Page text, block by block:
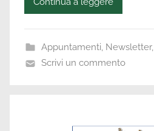
Appuntamenti, Newsletter,
Scrivi un commento